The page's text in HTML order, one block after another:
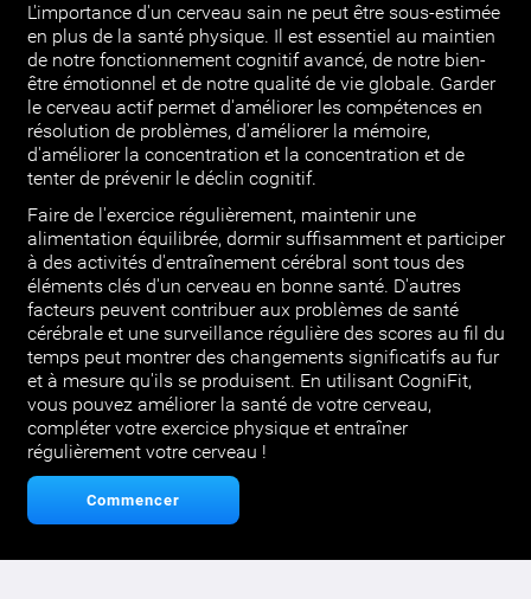
L'importance d'un cerveau sain ne peut être sous-estimée
en plus de la santé physique. Il est essentiel au maintien
de notre fonctionnement cognitif avancé, de notre bien-
être émotionnel et de notre qualité de vie globale. Garder
le cerveau actif permet d'améliorer les compétences en
résolution de problèmes, d'améliorer la mémoire,
d'améliorer la concentration et la concentration et de
tenter de prévenir le déclin cognitif.
Faire de l'exercice régulièrement, maintenir une
alimentation équilibrée, dormir suffisamment et participer
à des activités d'entraînement cérébral sont tous des
éléments clés d'un cerveau en bonne santé. D'autres
facteurs peuvent contribuer aux problèmes de santé
cérébrale et une surveillance régulière des scores au fil du
temps peut montrer des changements significatifs au fur
et à mesure qu'ils se produisent. En utilisant CogniFit,
vous pouvez améliorer la santé de votre cerveau,
compléter votre exercice physique et entraîner
régulièrement votre cerveau !
Commencer